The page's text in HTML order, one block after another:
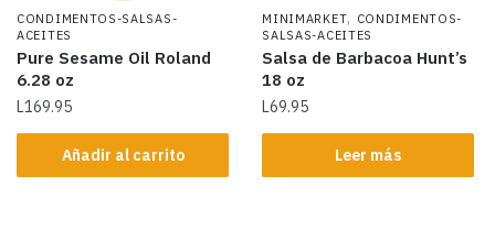
CONDIMENTOS-SALSAS-
ACEITES
Pure Sesame Oil Roland
6.28 oz
L169.95
Añadir al carrito
MINIMARKET, CONDIMENTOS-
SALSAS-ACEITES
Salsa de Barbacoa Hunt’s
18 oz
L69.95
Leer más